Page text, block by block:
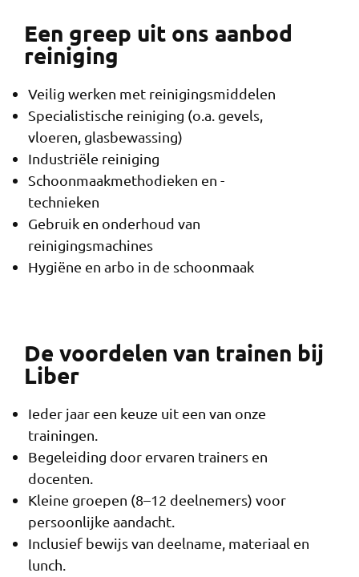
Een greep uit ons aanbod
reiniging
Veilig werken met reinigingsmiddelen
Specialistische reiniging (o.a. gevels,
vloeren, glasbewassing)
Industriële reiniging
Schoonmaakmethodieken en -
technieken
Gebruik en onderhoud van
reinigingsmachines
Hygiëne en arbo in de schoonmaak
De voordelen van trainen bij
Liber
Ieder jaar een keuze uit een van onze
trainingen.
Begeleiding door ervaren trainers en
docenten.
Kleine groepen (8–12 deelnemers) voor
persoonlijke aandacht.
Inclusief bewijs van deelname, materiaal en
lunch.